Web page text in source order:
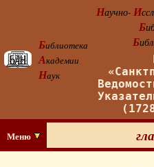
Библиотека
Академии
Наук
Научно- И
Б
Б
Меню